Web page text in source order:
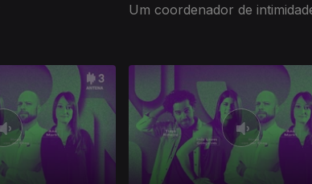
Um coordenador de